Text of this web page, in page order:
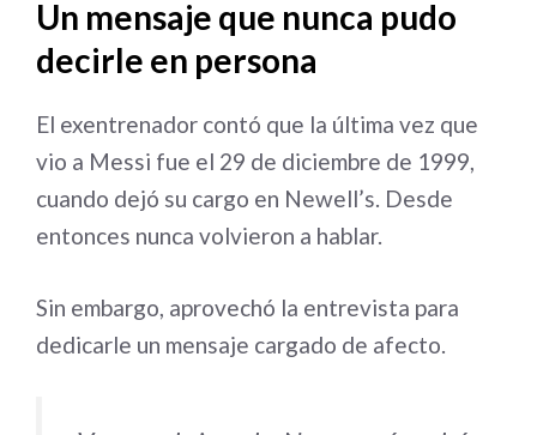
Un mensaje que nunca pudo
decirle en persona
El exentrenador contó que la última vez que
vio a Messi fue el 29 de diciembre de 1999,
cuando dejó su cargo en Newell’s. Desde
entonces nunca volvieron a hablar.
Sin embargo, aprovechó la entrevista para
dedicarle un mensaje cargado de afecto.